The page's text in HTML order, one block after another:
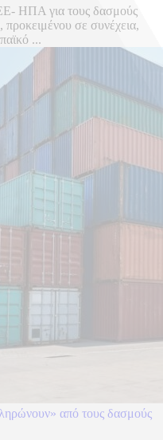
ΗΠΑ για τους δασμούς
προκειμένου σε συνέχεια,
...
από τους δασμούς